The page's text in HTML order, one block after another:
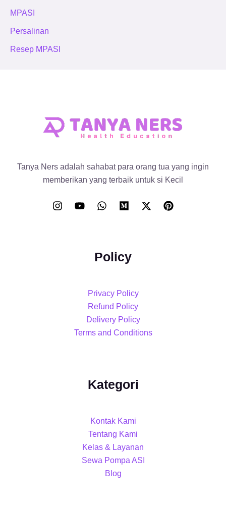
MPASI
Persalinan
Resep MPASI
Tanya Ners adalah sahabat para orang tua yang ingin
memberikan yang terbaik untuk si Kecil
Policy
Privacy Policy
Refund Policy
Delivery Policy
Terms and Conditions
Kategori
Kontak Kami
Tentang Kami
Kelas & Layanan
Sewa Pompa ASI
Blog